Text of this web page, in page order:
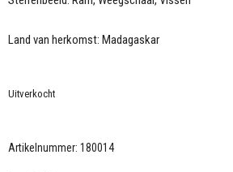
Land van herkomst: Madagaskar
Uitverkocht
Artikelnummer: 180014